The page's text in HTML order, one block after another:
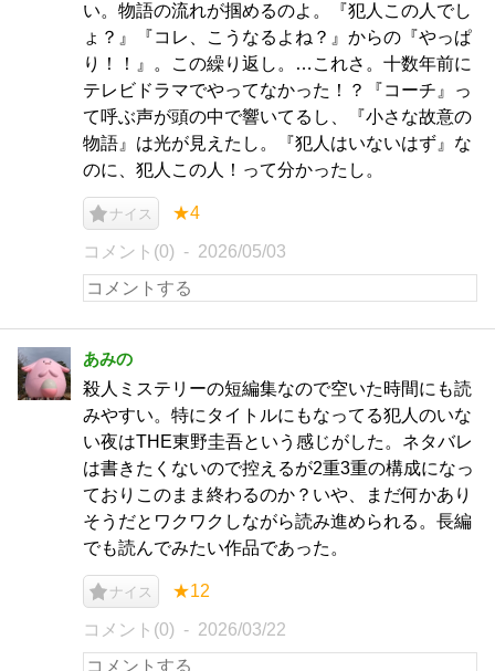
い。物語の流れが掴めるのよ。『犯人この人でし
ょ？』『コレ、こうなるよね？』からの『やっぱ
り！！』。この繰り返し。…これさ。十数年前に
テレビドラマでやってなかった！？『コーチ』っ
て呼ぶ声が頭の中で響いてるし、『小さな故意の
物語』は光が見えたし。『犯人はいないはず』な
のに、犯人この人！って分かったし。
ナイス ★4
コメント(0) 2026/05/03
あみの
殺人ミステリーの短編集なので空いた時間にも読
みやすい。特にタイトルにもなってる犯人のいな
い夜はTHE東野圭吾という感じがした。ネタバレ
は書きたくないので控えるが2重3重の構成になっ
ておりこのまま終わるのか？いや、まだ何かあり
そうだとワクワクしながら読み進められる。長編
でも読んでみたい作品であった。
ナイス ★12
コメント(0) 2026/03/22